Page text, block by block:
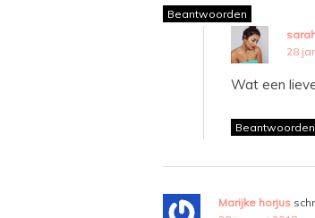
Beantwoorden
28
Wat een
Beantwoorden
Marijke horjus